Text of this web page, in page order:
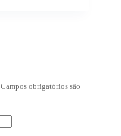
Campos obrigatórios são